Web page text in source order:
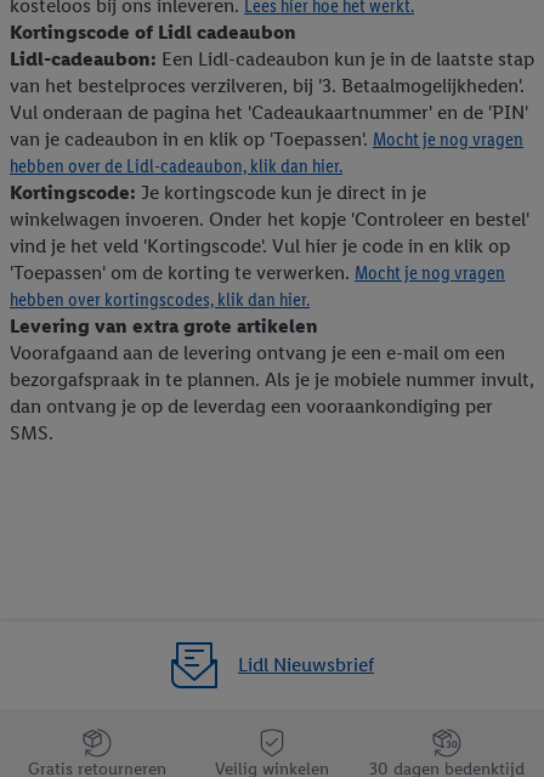
kosteloos bij ons inleveren. Lees hier hoe het werkt.
Kortingscode of Lidl cadeaubon
Lidl-cadeaubon: Een Lidl-cadeaubon kun je in de laatste stap
van het bestelproces verzilveren, bij '3. Betaalmogelijkheden'.
Vul onderaan de pagina het 'Cadeaukaartnummer' en de 'PIN'
van je cadeaubon in en klik op 'Toepassen'. Mocht je nog vragen
hebben over de Lidl-cadeaubon, klik dan hier.
Kortingscode: Je kortingscode kun je direct in je
winkelwagen invoeren. Onder het kopje 'Controleer en bestel'
vind je het veld 'Kortingscode'. Vul hier je code in en klik op
'Toepassen' om de korting te verwerken. Mocht je nog vragen
hebben over kortingscodes, klik dan hier.
Levering van extra grote artikelen
Voorafgaand aan de levering ontvang je een e-mail om een
bezorgafspraak in te plannen. Als je je mobiele nummer invult,
dan ontvang je op de leverdag een vooraankondiging per
SMS.
Lidl Nieuwsbrief
Jouw voordelen bij ons als Lidl webshop klant
Gratis retourneren Veilig winkelen 30 dagen bedenktijd